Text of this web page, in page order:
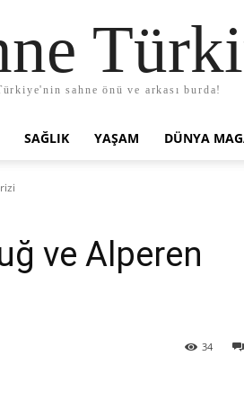
sahne önü ve arkası burda!
SAĞLIK YAŞAM DÜNYA
ve Alperen
34